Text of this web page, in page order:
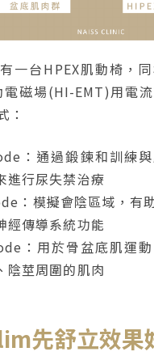
一台HPEX肌動椅，
電磁場(HI-EMT)用電
：
：通過鍛鍊和訓練
進行尿失禁治療
：模擬會陰區域，有
經傳導系統功能
：用於骨盆底肌運動
陰莖周圍的肌肉
先舒立效果